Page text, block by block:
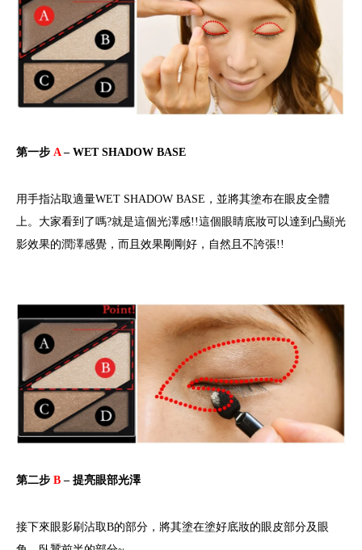
第一步 A– WET SHADOW BASE
​用手指沾取適量WET SHADOW BASE，並將其塗布在眼皮全體
上。大家看到了嗎?就是這個光澤感!!這個眼睛底妝可以達到凸顯光
影效果的潤澤感覺，而且效果剛剛好，自然且不誇張!!
第二步 B – 提亮眼部光澤
接下來眼影刷沾取B的部分，將其塗在塗好底妝的眼皮部分及眼